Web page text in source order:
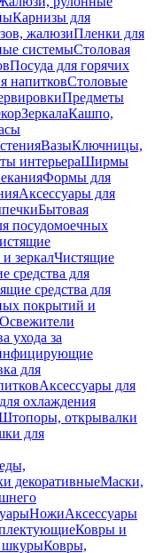
Карнизы для
жалюзиПленки для
системыСтоловая
Посуда для горячих
напитковСтоловые
Предметы
ЗеркалаКашпо,
ВазыКлючницы,
интерьераШирмы
Формы для
Аксессуары для
Бытовая
посудомоечных
зеркалЧистящие
средства для
средства для
покрытий и
Освежители
ухода за
для
Аксессуары для
охлаждения
открывалки
для
декоративныеМаски,
НожиАксессуары
Ковры и
шкурыКовры,